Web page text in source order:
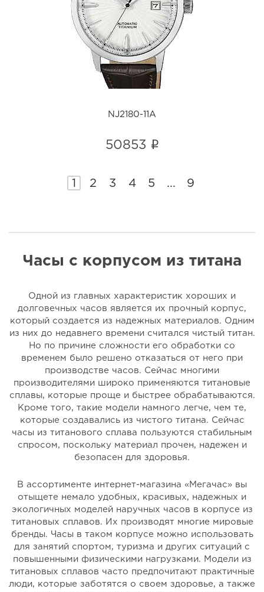
NJ2180-11A
i
NJ2180-11A
50853 i
1 2 3 4 5 9
Часы с корпусом из титана
Одной из главных характеристик хороших и
долговечных часов является их прочный корпус,
который создается из надежных материалов. Одним
из них до недавнего времени считался чистый титан.
Но по причине сложности его обработки со
временем было решено отказаться от него при
производстве часов. Сейчас многими
производителями широко применяются титановые
сплавы, которые проще и быстрее обрабатываются.
Кроме того, такие модели намного легче, чем те,
которые создавались из чистого титана. Сейчас
часы из титанового сплава пользуются стабильным
спросом, поскольку материал прочен, надежен и
безопасен для здоровья.
В ассортименте интернет-магазина «Мегачас» вы
отыщете немало удобных, красивых, надежных и
экологичных моделей наручных часов в корпусе из
титановых сплавов. Их производят многие мировые
бренды. Часы в таком корпусе можно использовать
для занятий спортом, туризма и других ситуаций с
повышенными физическими нагрузками. Модели из
титановых сплавов часто предпочитают практичные
люди, которые заботятся о своем здоровье, а также